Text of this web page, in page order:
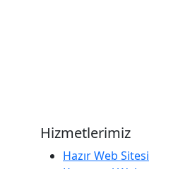
Hizmetlerimiz
Hazır Web Sitesi